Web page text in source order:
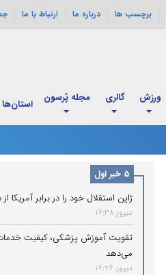
برچسب ها درباره ما ارتباط با ما جمعه
ورزش گالری مجله پُرسون استان‌ها
5 خبر اول
ژاپن استقلال خود را در برابر
دیروز 16:38
تقویت آموزش پزشکی، کیفیت
می‌دهد
دیروز 16:26